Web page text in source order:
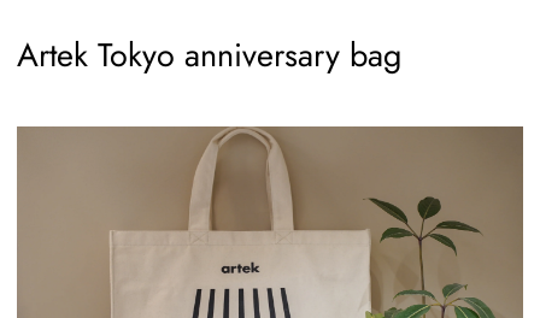
Artek Tokyo anniversary bag